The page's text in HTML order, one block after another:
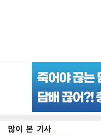
많이 본 기사